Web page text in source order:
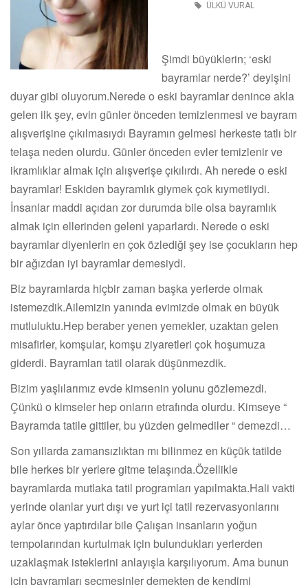
ÜLKÜ VURAL
Şimdi büyüklerin; ‘eski
bayramlar nerde?’ deyişini
duyar gibi oluyorum.Nerede o eski bayramlar denince akla
gelen ilk şey, evin günler önceden temizlenmesi ve bayram
alışverişine çıkılmasıydı Bayramın gelmesi herkeste tatlı bir
telaşa neden olurdu. Günler önceden evler temizlenir ve
ikramlıklar almak için alışverişe çıkılırdı. Ah nerede o eski
bayramlar! Eskiden bayramlık giymek çok kıymetliydi.
İnsanlar maddi açıdan zor durumda bile olsa bayramlık
almak için ellerinden geleni yaparlardı. Nerede o eski
bayramlar diyenlerin en çok özlediği şey ise çocukların hep
bir ağızdan iyi bayramlar demesiydi.
Biz bayramlarda hiçbir zaman başka yerlerde olmak
istemezdik.Ailemizin yanında evimizde olmak en büyük
mutluluktu.Hep beraber yenen yemekler, uzaktan gelen
misafirler, komşular, komşu ziyaretleri çok hoşumuza
giderdi. Bayramları tatil olarak düşünmezdik.
Bizim yaşlılarımız evde kimsenin yolunu gözlemezdi.
Çünkü o kimseler hep onların etrafında olurdu. Kimseye “
Bayramda tatile gittiler, bu yüzden gelmediler “ demezdi…
Son yıllarda zamansızlıktan mı bilinmez en küçük tatilde
bile herkes bir yerlere gitme telaşında.Özellikle
bayramlarda mutlaka tatil programları yapılmakta.Hali vakti
yerinde olanlar yurt dışı ve yurt içi tatil rezervasyonlarını
aylar önce yaptırdılar bile Çalışan insanların yoğun
tempolarından kurtulmak için bulundukları yerlerden
uzaklaşmak isteklerini anlayışla karşılıyorum. Ama bunun
için bayramları seçmesinler demekten de kendimi